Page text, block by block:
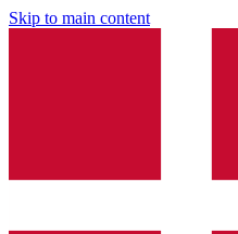
Skip to main content